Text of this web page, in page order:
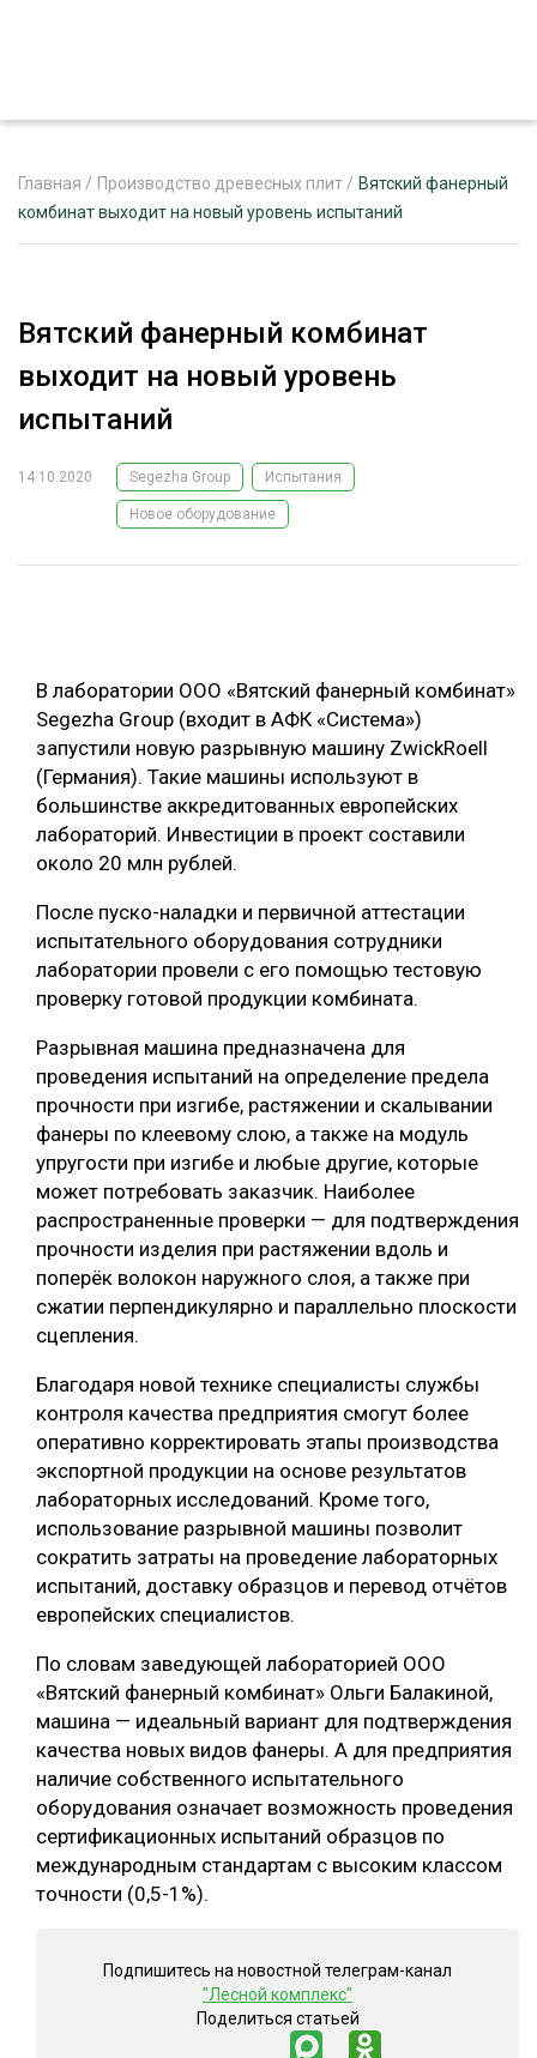
РЕКЛАМОДАТЕЛЯМ
ЛЕСНОЕ ХОЗЯЙСТВО
ЛЕСОЗАГОТОВКА
ОБРАБОТКА ДРЕВЕСИНЫ
ЛЕСОВОССТАНОВЛЕНИЕ И ЗАЩИТА
ЛОГИСТИКА
ПРОИЗВОДСТВО ДРЕВЕСНЫХ ПЛИТ
ЦБП
ЛЕСОПИЛЕНИЕ
ДЕРЕВЯННОЕ ДОМОСТРОЕНИЕ
СУШКА ДРЕВЕСИНЫ
МЕБЕЛЬНОЕ ПРОИЗВОДСТВО
ТЕМАТИЧЕСКИЕ ПРОЕКТЫ
ПОДБОРКИ СТАТЕЙ
ЭКСПЕРТНОЕ МНЕНИЕ
Главная / Производство древесных плит / Вятский фанерный
комбинат выходит на новый уровень испытаний
Вятский фанерный комбинат
выходит на новый уровень
испытаний
14.10.2020 Segezha Group Испытания
Новое оборудование
В лаборатории ООО «Вятский фанерный комбинат»
Segezha Group (входит в АФК «Система»)
запустили новую разрывную машину ZwickRoell
(Германия). Такие машины используют в
большинстве аккредитованных европейских
лабораторий. Инвестиции в проект составили
около 20 млн рублей.
После пуско-наладки и первичной аттестации
испытательного оборудования сотрудники
лаборатории провели с его помощью тестовую
проверку готовой продукции комбината.
Разрывная машина предназначена для
проведения испытаний на определение предела
прочности при изгибе, растяжении и скалывании
фанеры по клеевому слою, а также на модуль
упругости при изгибе и любые другие, которые
может потребовать заказчик. Наиболее
распространенные проверки — для подтверждения
прочности изделия при растяжении вдоль и
поперёк волокон наружного слоя, а также при
сжатии перпендикулярно и параллельно плоскости
сцепления.
Благодаря новой технике специалисты службы
контроля качества предприятия смогут более
оперативно корректировать этапы производства
экспортной продукции на основе результатов
лабораторных исследований. Кроме того,
использование разрывной машины позволит
сократить затраты на проведение лабораторных
испытаний, доставку образцов и перевод отчётов
европейских специалистов.
По словам заведующей лабораторией ООО
«Вятский фанерный комбинат» Ольги Балакиной,
машина — идеальный вариант для подтверждения
качества новых видов фанеры. А для предприятия
наличие собственного испытательного
оборудования означает возможность проведения
сертификационных испытаний образцов по
международным стандартам с высоким классом
точности (0,5-1%).
Подпишитесь на новостной телеграм-канал
"Лесной комплекс"
Поделиться статьей